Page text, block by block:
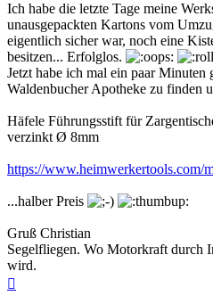
Ich habe die letzte Tage meine
unausgepackten Kartons vom
eigentlich sicher war, noch eine
besitzen... Erfolglos.
Jetzt habe ich mal ein paar
Waldenbucher Apotheke zu finden
Häfele Führungsstift für
verzinkt Ø 8mm
https://www.heimwerkertools.com/
...halber Preis
Gruß Christian
Segelfliegen. Wo Motorkraft durch
wird.